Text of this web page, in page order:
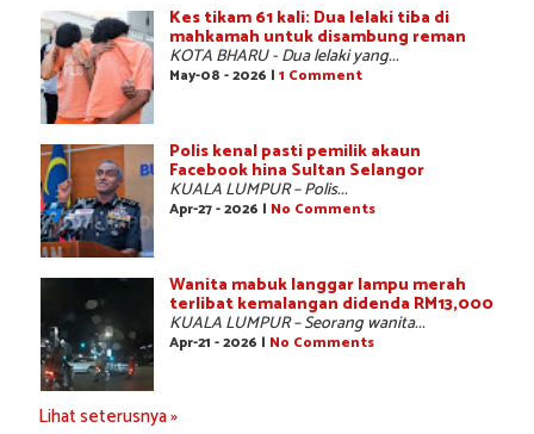
Kes tikam 61 kali: Dua lelaki tiba di
mahkamah untuk disambung reman
KOTA BHARU - Dua lelaki yang...
May-08 - 2026 | 1 Comment
Polis kenal pasti pemilik akaun
Facebook hina Sultan Selangor
KUALA LUMPUR – Polis...
Apr-27 - 2026 | No Comments
Wanita mabuk langgar lampu merah
terlibat kemalangan didenda RM13,000
KUALA LUMPUR – Seorang wanita...
Apr-21 - 2026 | No Comments
Lihat seterusnya »